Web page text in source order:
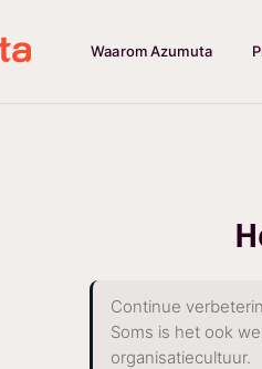
Waarom Azumuta
Continue
Soms is het ook
organisatiecultuur.